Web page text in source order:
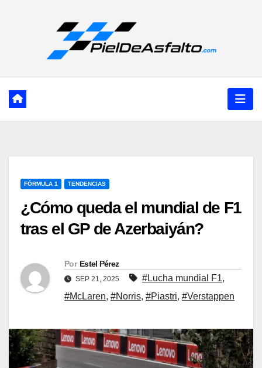
FÓRMULA 1 TENDENCIAS
¿Cómo queda el mundial de F1
tras el GP de Azerbaiyán?
Por Estel Pérez
SEP 21, 2025 #Lucha mundial F1,
#McLaren, #Norris, #Piastri, #Verstappen